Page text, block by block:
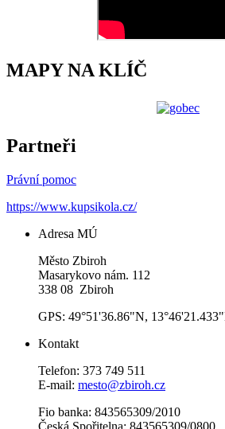
MAPY NA KLÍČ
Partneři
Právní pomoc
https://www.kupsikola.cz/
Adresa MÚ
Město Zbiroh
Masarykovo nám. 112
338 08 Zbiroh
GPS: 49°51'36.86"N,
Kontakt
Telefon: 373 749 511
E-mail: mesto@zbiroh.cz
Fio banka: 843565309/2010
Česká Spořitelna: 843565309/0800